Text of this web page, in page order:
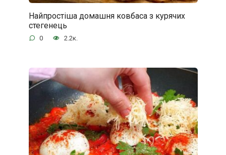
Найпростіша домашня ковбаса з курячих
стегенець
0 2.2к.